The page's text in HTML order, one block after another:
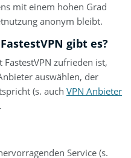
mit einem hohen Grad
anonym bleibt.
gibt es?
zufrieden ist,
auswählen, der
(s. auch VPN Anbieter
Service (s.